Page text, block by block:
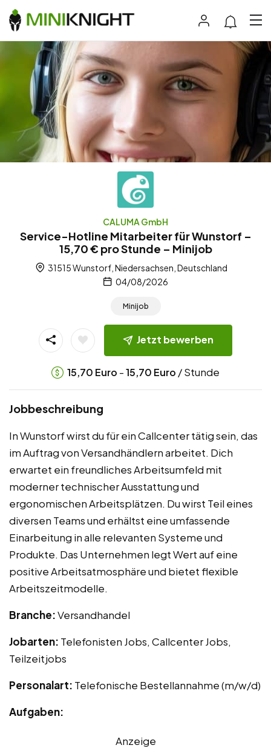
CALUMA GmbH
Service-Hotline Mitarbeiter für Wunstorf –
15,70 € pro Stunde – Minijob
31515 Wunstorf, Niedersachsen, Deutschland
04/08/2026
Minijob
Jetzt bewerben
15,70 Euro -15,70 Euro / Stunde
Jobbeschreibung
In Wunstorf wirst du für ein Callcenter tätig sein, das
im Auftrag von Versandhändlern arbeitet. Dich
erwartet ein freundliches Arbeitsumfeld mit
moderner technischer Ausstattung und
ergonomischen Arbeitsplätzen. Du wirst Teil eines
diversen Teams und erhältst eine umfassende
Einarbeitung in alle relevanten Systeme und
Produkte. Das Unternehmen legt Wert auf eine
positive Arbeitsatmosphäre und bietet flexible
Arbeitszeitmodelle.
Branche:Versandhandel
Jobarten: Telefonisten Jobs, Callcenter Jobs,
Teilzeitjobs
Personalart: Telefonische Bestellannahme (m/w/d)
Aufgaben:
Anzeige